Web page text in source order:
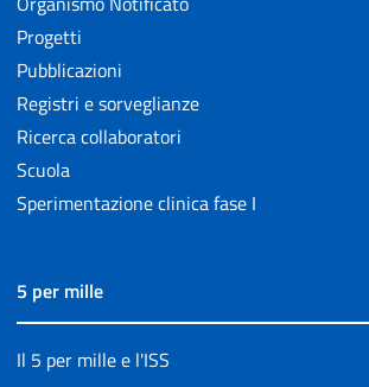
Progetti
Pubblicazioni
Registri e sorveglianze
Ricerca collaboratori
Scuola
Sperimentazione clinica fase I
5 per mille
Il 5 per mille e l'ISS